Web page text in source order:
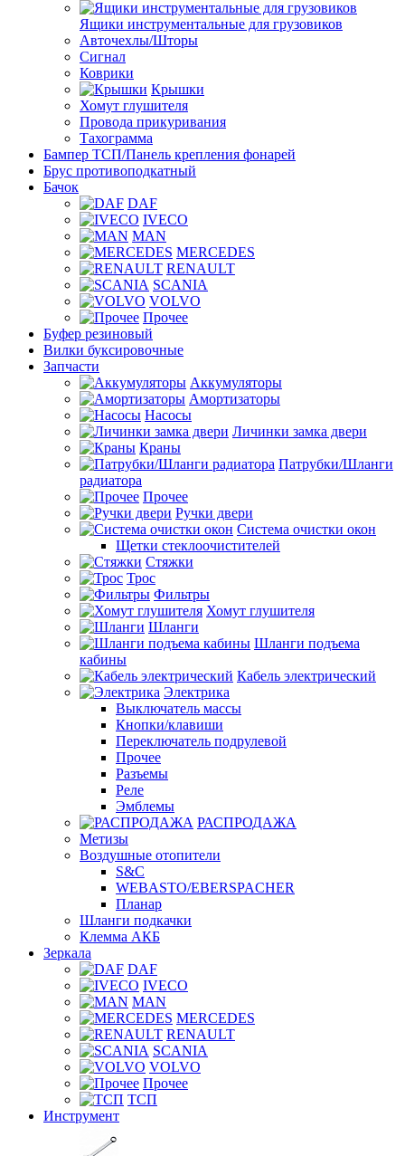
Ящики инструментальные для грузовиков
Авточехлы/Шторы
Сигнал
Коврики
Крышки
Хомут глушителя
Провода прикуривания
Тахограмма
Бампер ТСП/Панель крепления фонарей
Брус противоподкатный
Бачок
DAF
IVECO
MAN
MERCEDES
RENAULT
SCANIA
VOLVO
Прочее
Буфер резиновый
Вилки буксировочные
Запчасти
Аккумуляторы
Амортизаторы
Насосы
Личинки замка двери
Краны
Патрубки/Шланги
радиатора
Прочее
Ручки двери
Система очистки окон
Щетки стеклоочистителей
Стяжки
Трос
Фильтры
Хомут глушителя
Шланги
Шланги подъема
кабины
Кабель электрический
Электрика
Выключатель массы
Кнопки/клавиши
Переключатель подрулевой
Прочее
Разъемы
Реле
Эмблемы
РАСПРОДАЖА
Метизы
Воздушные отопители
S&C
WEBASTO/EBERSPACHER
Планар
Шланги подкачки
Клемма АКБ
Зеркала
DAF
IVECO
MAN
MERCEDES
RENAULT
SCANIA
VOLVO
Прочее
ТСП
Инструмент